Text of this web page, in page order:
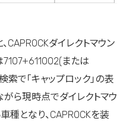
CAPROCKダイレクトマウン
または
索で「キャップロック」の表
ら現時点でダイレクトマウ
種となり、CAPROCKを装